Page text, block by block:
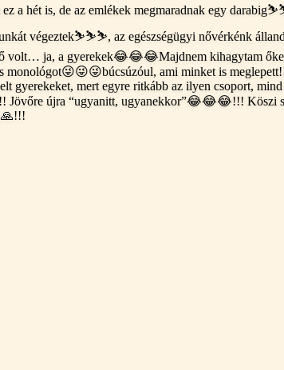
a hét is, de az emlékek megmaradnak egy
végeztek⛷️⛷️⛷️, az egészségügyi nővérkénk
volt… ja, a gyerekek😂😂😂Majdnem kihagytam
monológot😜😜😜búcsúzóul, ami minket is
gyerekeket, mert egyre ritkább az ilyen csoport,
újra “ugyanitt, ugyanekkor”😂😂😂!!! Köszi